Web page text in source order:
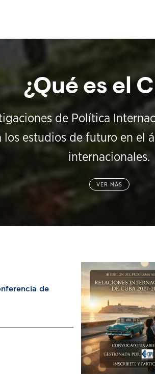
¿Qué es el
de Política
los estudios de futuro en el
internacionales.
VER MÁS
de